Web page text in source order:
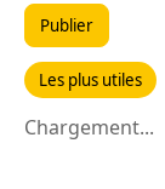
Publier
Les plus utiles
Chargement...